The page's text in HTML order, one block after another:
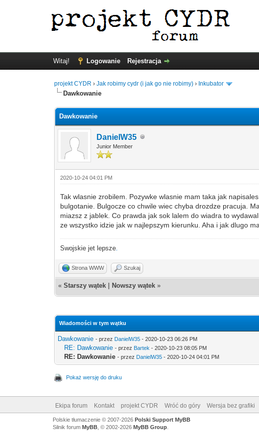
Witaj! Logowanie Rejestracja
projekt CYDR ›Jak robimy cydr (i jak go nie robimy) › Inkubator
Dawkowanie
Dawkowanie
DanielW35
Junior Member
2020-10-24 04:01 PM
Tak wlasnie zrobilem. Pozywke wlasnie mam taka jak
bulgotanie. Bulgocze co chwile wiec chyba drozdze pracuja.
miazsz z jablek. Co prawda jak sok lalem do wiadra to
ze wszystko idzie jak w najlepszym kierunku. Aha i jak dlugo
Swojskie jet lepsze
Strona WWW Szukaj
«Starszy wątek Nowszy wątek »
Wiadomości w tym wątku
Dawkowanie - przez DanielW35 - 2020-10-23 06:26 PM
RE: Dawkowanie - przez Bartek - 2020-10-23 08:05 PM
RE: Dawkowanie - przez DanielW35 - 2020-10-24 04:01 PM
Pokaż wersję do druku
Ekipa forum Kontakt projekt CYDR Wróć do góry Wersja bez grafiki
Polskie tłumaczenie © 2007-2026 Polski Support MyBB
Silnik forum MyBB, © 2002-2026 MyBB Group.